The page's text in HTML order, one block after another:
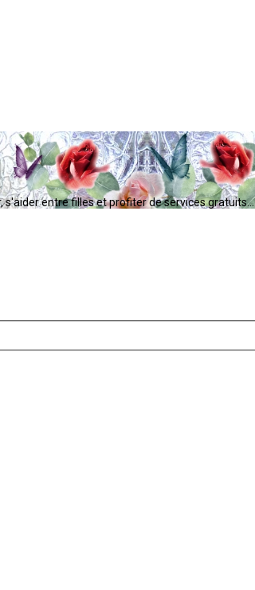
s'aider entre filles et profiter de services gratuits...